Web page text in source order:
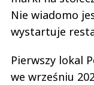
Nie wiadomo
wystartuje
Pierwszy lokal
we wrześniu